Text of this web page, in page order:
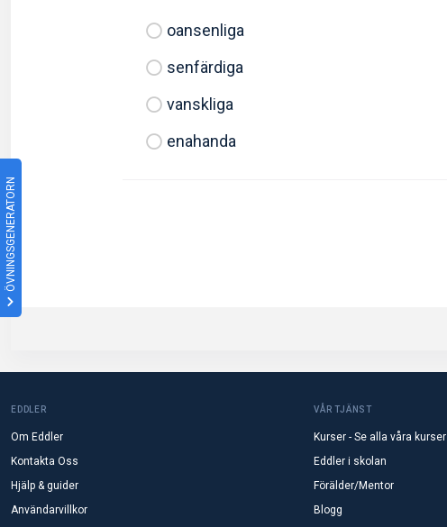
ÖVNINGSGENERATORN
oansenliga
senfärdiga
vanskliga
enahanda
EDDLER
Om Eddler
Kontakta Oss
Hjälp & guider
Användarvillkor
VÅR TJÄNST
Kurser - Se alla våra kurser
Eddler i skolan
Förälder/Mentor
Blogg